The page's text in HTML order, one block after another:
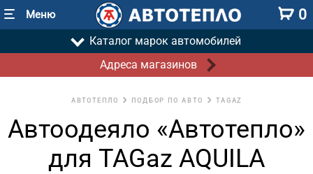
Меню 0
Каталог марок автомобилей
Адреса магазинов
АВТОТЕПЛО ПОДБОР ПО АВТО TAGAZ
Автоодеяло «Автотепло»
для TAGaz AQUILA